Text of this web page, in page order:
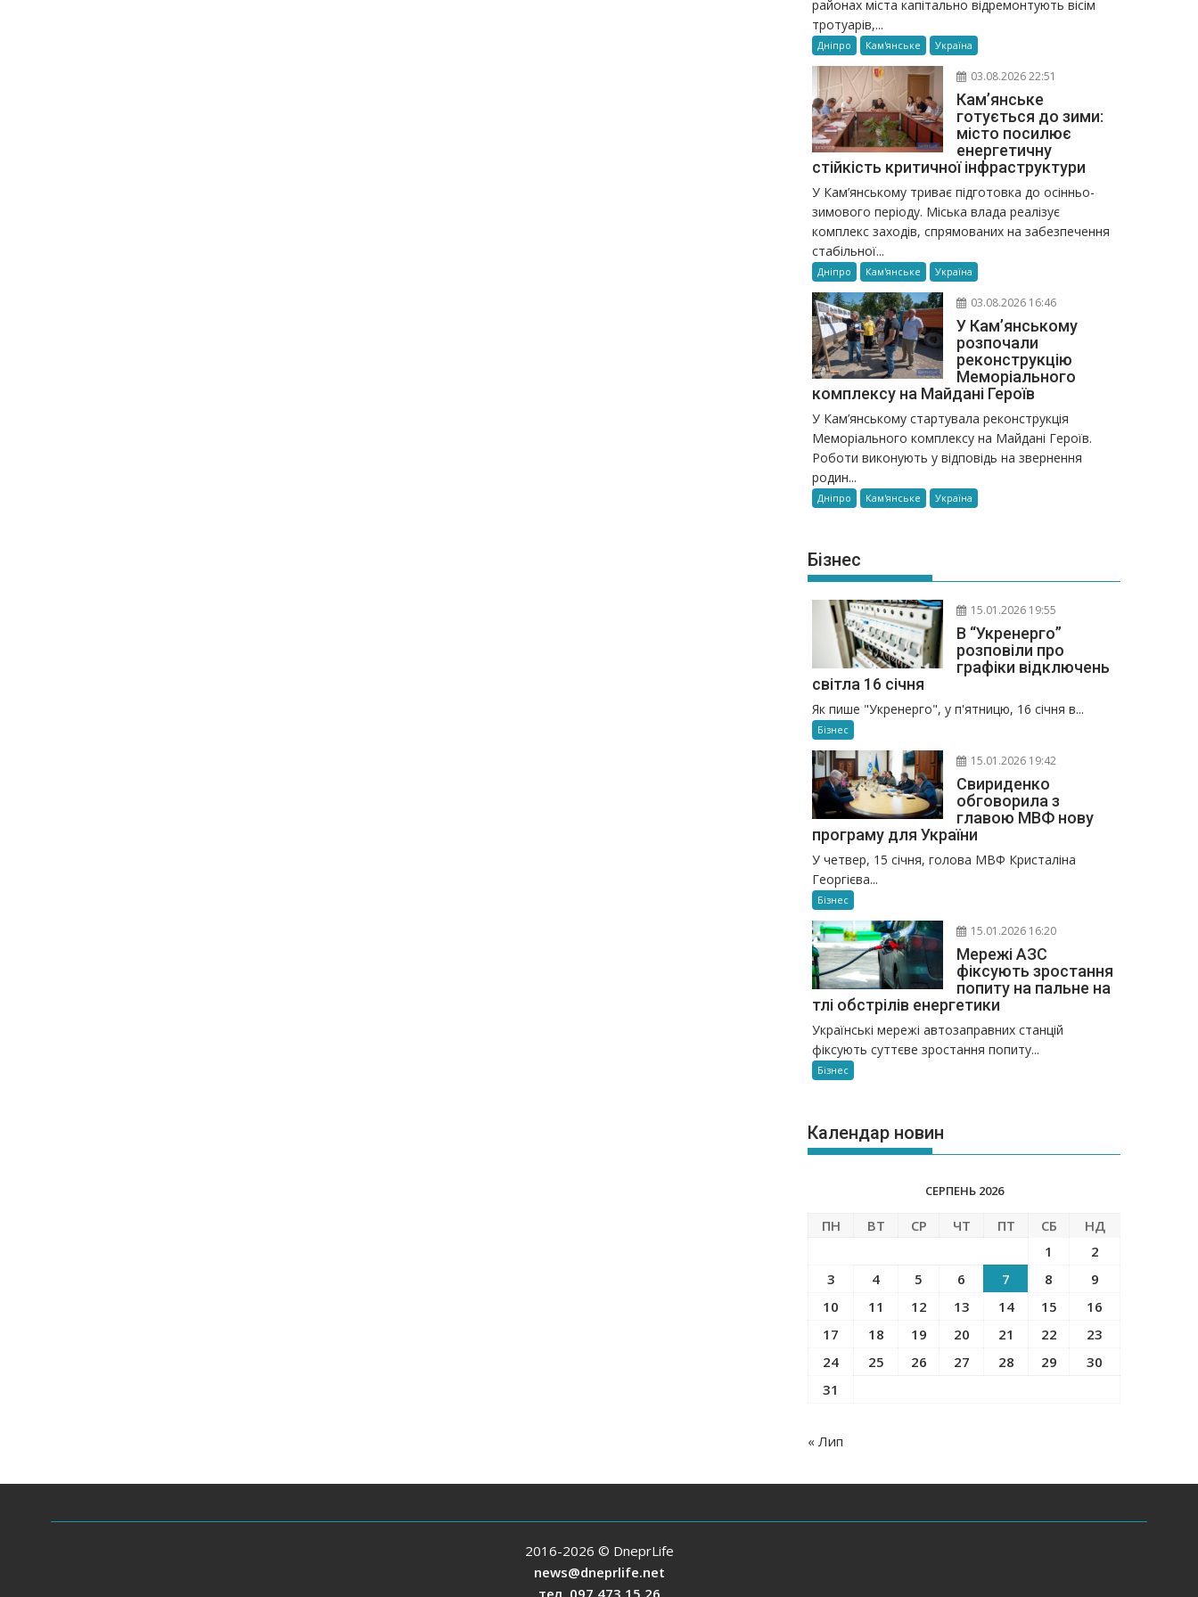
районах міста капітально відремонтують вісім
тротуарів,...
Дніпро Кам'янське Україна
03.08.2026 22:51
Кам’янське
готується до зими:
місто посилює
енергетичну
стійкість критичної інфраструктури
У Кам’янському триває підготовка до осінньо-
зимового періоду. Міська влада реалізує
комплекс заходів, спрямованих на забезпечення
стабільної...
Дніпро Кам'янське Україна
03.08.2026 16:46
У Кам’янському
розпочали
реконструкцію
Меморіального
комплексу на Майдані Героїв
У Кам’янському стартувала реконструкція
Меморіального комплексу на Майдані Героїв.
Роботи виконують у відповідь на звернення
родин...
Дніпро Кам'янське Україна
Бізнес
15.01.2026 19:55
В “Укренерго”
розповіли про
графіки відключень
світла 16 січня
Як пише "Укренерго", у п'ятницю, 16 січня в...
Бізнес
15.01.2026 19:42
Свириденко
обговорила з
главою МВФ нову
програму для України
У четвер, 15 січня, голова МВФ Кристаліна
Георгієва...
Бізнес
15.01.2026 16:20
Мережі АЗС
фіксують зростання
попиту на пальне на
тлі обстрілів енергетики
Українські мережі автозаправних станцій
фіксують суттєве зростання попиту...
Бізнес
Календар новин
СЕРПЕНЬ 2026
ПН ВТ СР ЧТ ПТ СБ
НД
1
2
3
4 5 6 7 8
9
10
11 12 13 14 15
16
17
18 19 20 21 22
23
24
25 26 27 28 29
30
31
« Лип
2016-2026 © DneprLife
news@dneprlife.net
тел. 097 473 15 26